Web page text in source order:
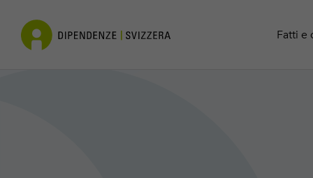
Fatti e
Cocaina
Contatto